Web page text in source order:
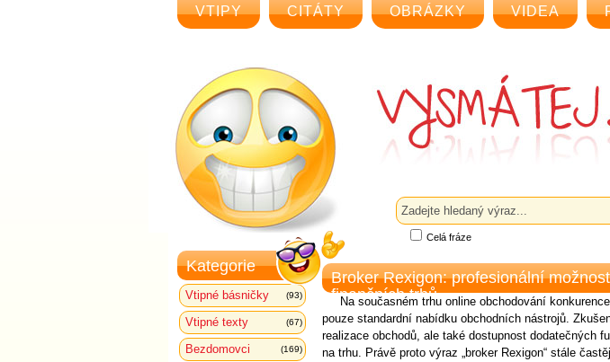
VTIPY CITÁTY OBRÁZKY VIDEA
Celá fráze
Kategorie
Vtipné básničky (93)
Vtipné texty (67)
Bezdomovci (169)
Broker Rexigon: profesionální
finančních trhů
Na současném trhu online obchodování
pouze standardní nabídku obchodních nástrojů.
realizace obchodů, ale také dostupnost dodatečných
na trhu. Právě proto výraz „broker Rexigon“ stále